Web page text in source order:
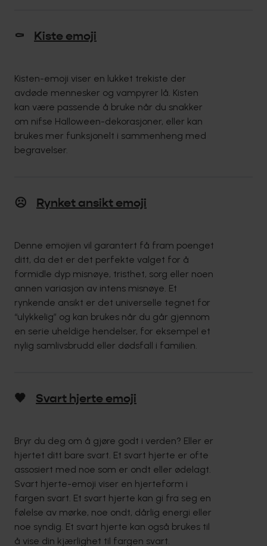
⚰️ Kiste emoji
Kisten-emoji viser en lukket trekiste der
avdøde mennesker og vampyrer lå. Kisten
kan være passende å bruke når du snakker
om nifse Halloween-dekorasjoner, eller kan
brukes mer funksjonelt i sammenheng med
begravelser.
☹️ Rynket ansikt emoji
Denne emojien vil garantert få fram poenget
ditt, da det er det perfekte valget for å
formidle dyp misnøye, tristhet, sorg eller noen
annen variasjon av intens misnøye. Et
rynkende ansikt er det universelle tegnet for
“ulykkelig” og kan brukes når du går gjennom
en serie uheldige hendelser, for eksempel et
nylig samlivsbrudd eller dødsfall i familien.
🖤 ​​Svart hjerte emoji
Bryr du deg om å gjøre godt i verden? Eller er
hjertet ditt bare svart. Et svart hjerte er ofte
assosiert med noe som er ondt eller ødelagt.
Svart hjerte-emoji viser en hjerteform i
fargen svart. Et svart hjerte kan gi fra seg en
følelse av mørke, noe ondt, dårlig energi eller
noe syndig. Et svart hjerte kan også brukes til
å vise din kjærlighet til fargen svart.